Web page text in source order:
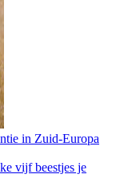
in Zuid-Europa
vijf beestjes je